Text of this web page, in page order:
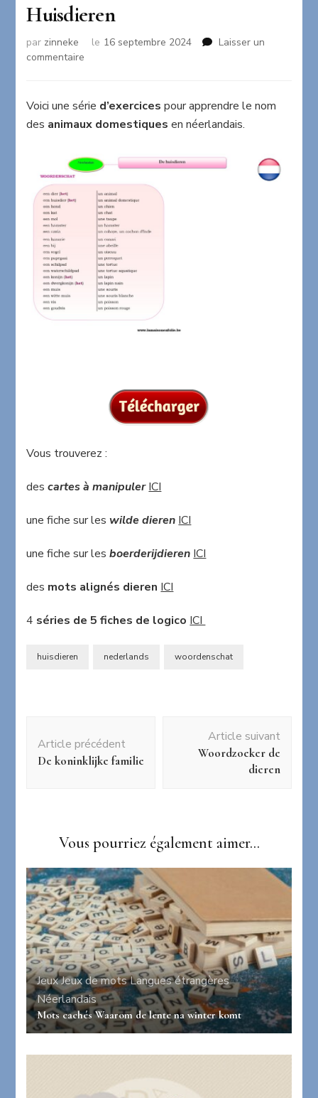
Huisdieren
par zinneke le 16 septembre 2024
Laisser un
commentaire
Voici une série d’exercices pour apprendre le nom
des animaux domestiques en néerlandais.
Vous trouverez :
descartes à manipuler ICI
une fiche sur leswilde dieren ICI
une fiche sur lesboerderijdieren ICI
des mots alignés dieren ICI
4 séries de 5 fiches de logico ICI
huisdieren nederlands woordenschat
d'article
Article précédent
De koninklijke familie
Article suivant
Woordzoeker de
dieren
Vous pourriez également aimer...
JeuxJeux de motsLangues étrangères
Néerlandais
Mots cachés Waarom de lente na winter komt